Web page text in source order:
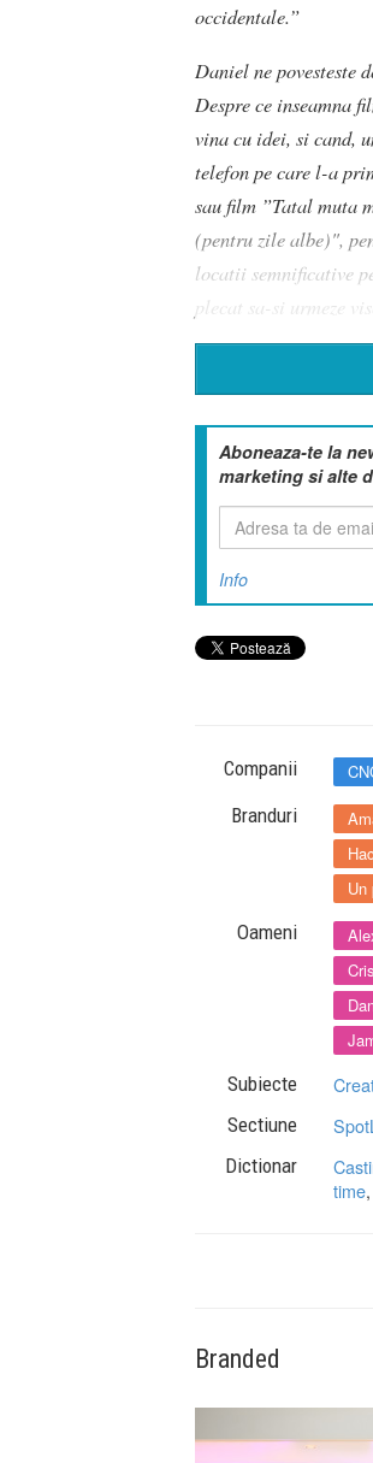
occidentale.”
Daniel ne povesteste
Despre ce inseamna
vina cu idei, si cand,
telefon pe care l-a
sau film ”Tatal muta
(pentru zile albe)",
locatii semnificative
plecat sa-si urmeze
Aboneaza-te la
marketing si alte
Info
Companii
Branduri
Un
Oameni
Subiecte
Sectiune
Dictionar
time,
Branded